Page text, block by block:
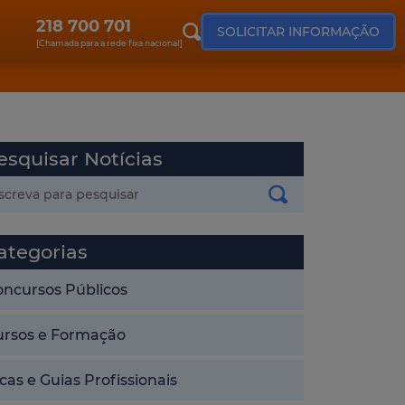
218 700 701
[Chamada para a rede fixa nacional]
SOLICITAR INFORMAÇÃO
Notícias
Públicos
e Formação
e Guias Profissionais